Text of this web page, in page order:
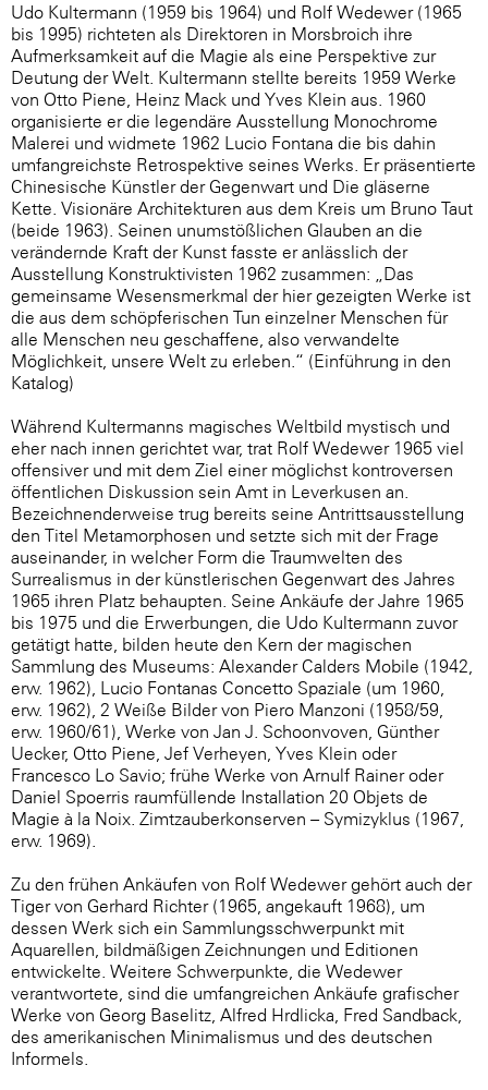
Udo Kultermann (1959 bis 1964) und Rolf Wedewer (1965
bis 1995) richteten als Direktoren in Morsbroich ihre
Aufmerksamkeit auf die Magie als eine Perspektive zur
Deutung der Welt. Kultermann stellte bereits 1959 Werke
von Otto Piene, Heinz Mack und Yves Klein aus. 1960
organisierte er die legendäre Ausstellung Monochrome
Malerei und widmete 1962 Lucio Fontana die bis dahin
umfangreichste Retrospektive seines Werks. Er präsentierte
Chinesische Künstler der Gegenwart und Die gläserne
Kette. Visionäre Architekturen aus dem Kreis um Bruno Taut
(beide 1963). Seinen unumstößlichen Glauben an die
verändernde Kraft der Kunst fasste er anlässlich der
Ausstellung Konstruktivisten 1962 zusammen: „Das
gemeinsame Wesensmerkmal der hier gezeigten Werke ist
die aus dem schöpferischen Tun einzelner Menschen für
alle Menschen neu geschaffene, also verwandelte
Möglichkeit, unsere Welt zu erleben.“ (Einführung in den
Katalog)
Während Kultermanns magisches Weltbild mystisch und
eher nach innen gerichtet war, trat Rolf Wedewer 1965 viel
offensiver und mit dem Ziel einer möglichst kontroversen
öffentlichen Diskussion sein Amt in Leverkusen an.
Bezeichnenderweise trug bereits seine Antrittsausstellung
den Titel Metamorphosen und setzte sich mit der Frage
auseinander, in welcher Form die Traumwelten des
Surrealismus in der künstlerischen Gegenwart des Jahres
1965 ihren Platz behaupten. Seine Ankäufe der Jahre 1965
bis 1975 und die Erwerbungen, die Udo Kultermann zuvor
getätigt hatte, bilden heute den Kern der magischen
Sammlung des Museums: Alexander Calders Mobile (1942,
erw. 1962), Lucio Fontanas Concetto Spaziale (um 1960,
erw. 1962), 2 Weiße Bilder von Piero Manzoni (1958/59,
erw. 1960/61), Werke von Jan J. Schoonvoven, Günther
Uecker, Otto Piene, Jef Verheyen, Yves Klein oder
Francesco Lo Savio; frühe Werke von Arnulf Rainer oder
Daniel Spoerris raumfüllende Installation 20 Objets de
Magie à la Noix. Zimtzauberkonserven – Symizyklus (1967,
erw. 1969).
Zu den frühen Ankäufen von Rolf Wedewer gehört auch der
Tiger von Gerhard Richter (1965, angekauft 1968), um
dessen Werk sich ein Sammlungsschwerpunkt mit
Aquarellen, bildmäßigen Zeichnungen und Editionen
entwickelte. Weitere Schwerpunkte, die Wedewer
verantwortete, sind die umfangreichen Ankäufe grafischer
Werke von Georg Baselitz, Alfred Hrdlicka, Fred Sandback,
des amerikanischen Minimalismus und des deutschen
Informels.